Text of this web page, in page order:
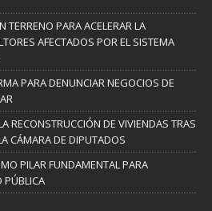
TERRENO PARA ACELERAR LA
AFECTADOS POR EL SISTEMA
PARA DENUNCIAR NEGOCIOS DE
RECONSTRUCCIÓN DE VIVIENDAS TRAS
CÁMARA DE DIPUTADOS
PILAR FUNDAMENTAL PARA
PÚBLICA